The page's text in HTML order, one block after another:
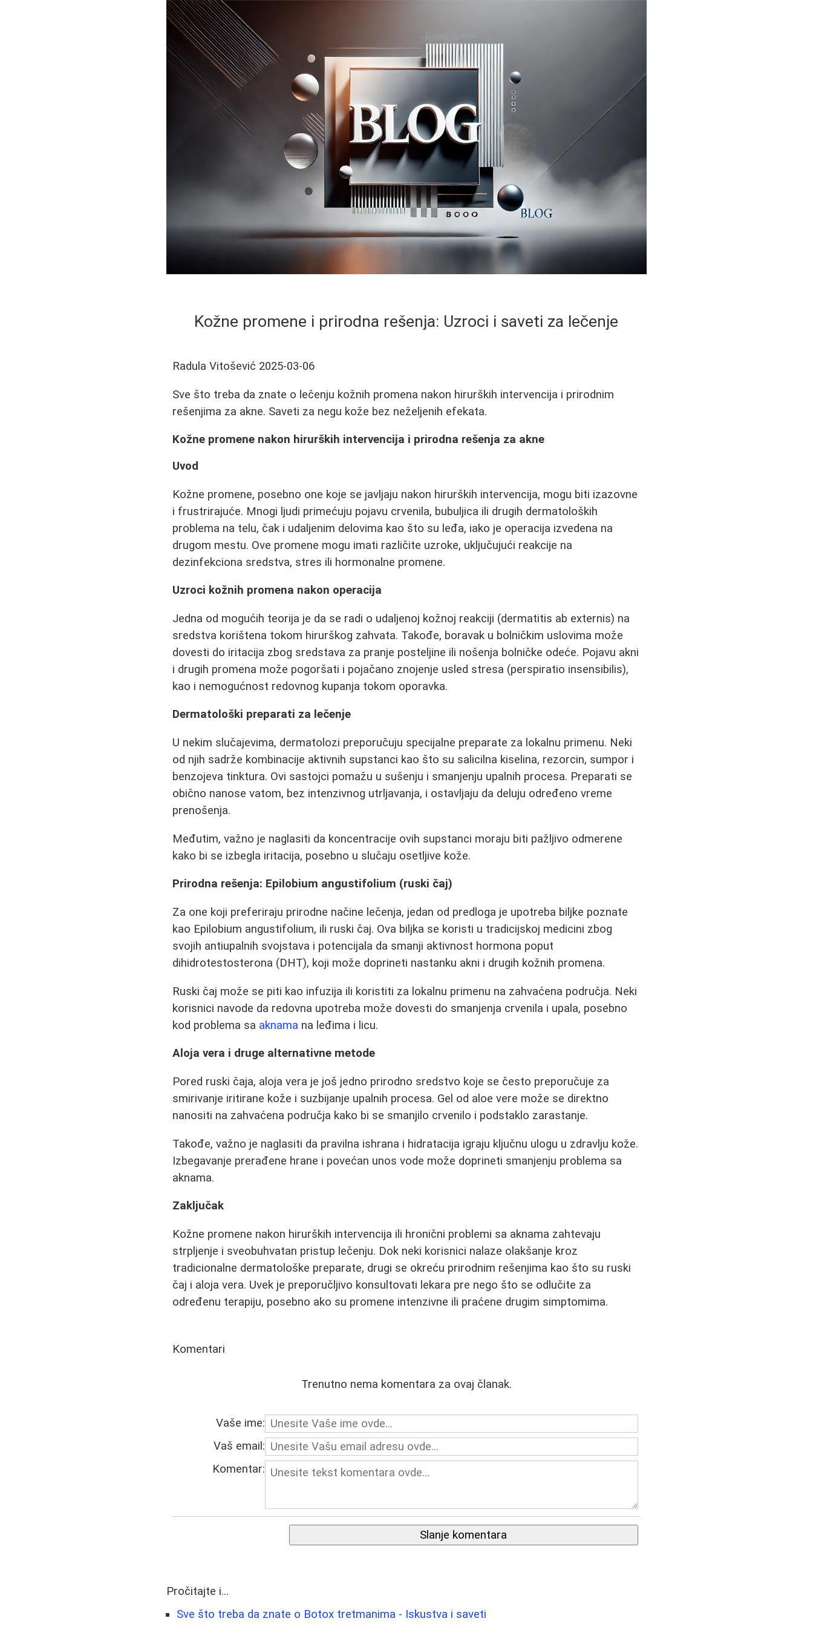
Kožne promene i prirodna rešenja: Uzroci i saveti za lečenje
Radula Vitošević 2025-03-06
Sve što treba da znate o lečenju kožnih promena nakon hirurških intervencija i prirodnim
rešenjima za akne. Saveti za negu kože bez neželjenih efekata.
Kožne promene nakon hirurških intervencija i prirodna rešenja za akne
Uvod
Kožne promene, posebno one koje se javljaju nakon hirurških intervencija, mogu biti izazovne
i frustrirajuće. Mnogi ljudi primećuju pojavu crvenila, bubuljica ili drugih dermatoloških
problema na telu, čak i udaljenim delovima kao što su leđa, iako je operacija izvedena na
drugom mestu. Ove promene mogu imati različite uzroke, uključujući reakcije na
dezinfekciona sredstva, stres ili hormonalne promene.
Uzroci kožnih promena nakon operacija
Jedna od mogućih teorija je da se radi o udaljenoj kožnoj reakciji (dermatitis ab externis) na
sredstva korištena tokom hirurškog zahvata. Takođe, boravak u bolničkim uslovima može
dovesti do iritacija zbog sredstava za pranje posteljine ili nošenja bolničke odeće. Pojavu akni
i drugih promena može pogoršati i pojačano znojenje usled stresa (perspiratio insensibilis),
kao i nemogućnost redovnog kupanja tokom oporavka.
Dermatološki preparati za lečenje
U nekim slučajevima, dermatolozi preporučuju specijalne preparate za lokalnu primenu. Neki
od njih sadrže kombinacije aktivnih supstanci kao što su salicilna kiselina, rezorcin, sumpor i
benzojeva tinktura. Ovi sastojci pomažu u sušenju i smanjenju upalnih procesa. Preparati se
obično nanose vatom, bez intenzivnog utrljavanja, i ostavljaju da deluju određeno vreme
prenošenja.
Međutim, važno je naglasiti da koncentracije ovih supstanci moraju biti pažljivo odmerene
kako bi se izbegla iritacija, posebno u slučaju osetljive kože.
Prirodna rešenja: Epilobium angustifolium (ruski čaj)
Za one koji preferiraju prirodne načine lečenja, jedan od predloga je upotreba biljke poznate
kao Epilobium angustifolium, ili ruski čaj. Ova biljka se koristi u tradicijskoj medicini zbog
svojih antiupalnih svojstava i potencijala da smanji aktivnost hormona poput
dihidrotestosterona (DHT), koji može doprineti nastanku akni i drugih kožnih promena.
Ruski čaj može se piti kao infuzija ili koristiti za lokalnu primenu na zahvaćena područja. Neki
korisnici navode da redovna upotreba može dovesti do smanjenja crvenila i upala, posebno
kod problema sa aknama na leđima i licu.
Aloja vera i druge alternativne metode
Pored ruski čaja, aloja vera je još jedno prirodno sredstvo koje se često preporučuje za
smirivanje iritirane kože i suzbijanje upalnih procesa. Gel od aloe vere može se direktno
nanositi na zahvaćena područja kako bi se smanjilo crvenilo i podstaklo zarastanje.
Takođe, važno je naglasiti da pravilna ishrana i hidratacija igraju ključnu ulogu u zdravlju kože.
Izbegavanje prerađene hrane i povećan unos vode može doprineti smanjenju problema sa
aknama.
Zaključak
Kožne promene nakon hirurških intervencija ili hronični problemi sa aknama zahtevaju
strpljenje i sveobuhvatan pristup lečenju. Dok neki korisnici nalaze olakšanje kroz
tradicionalne dermatološke preparate, drugi se okreću prirodnim rešenjima kao što su ruski
čaj i aloja vera. Uvek je preporučljivo konsultovati lekara pre nego što se odlučite za
određenu terapiju, posebno ako su promene intenzivne ili praćene drugim simptomima.
Komentari
Trenutno nema komentara za ovaj članak.
Vaše ime:
Vaš email:
Komentar:
Slanje komentara
Pročitajte i...
Sve što treba da znate o Botox tretmanima - Iskustva i saveti